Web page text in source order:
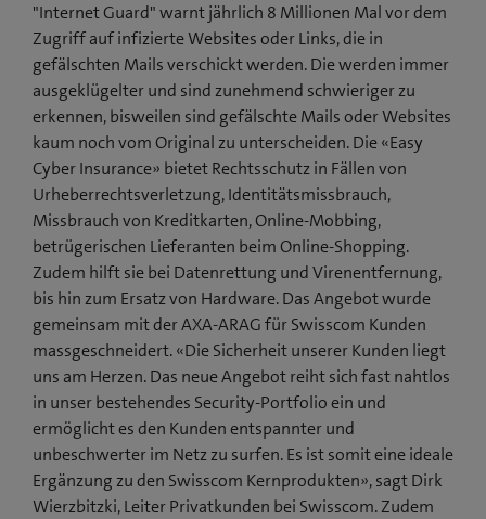
"Internet Guard" warnt jährlich 8 Millionen Mal vor dem
Zugriff auf infizierte Websites oder Links, die in
gefälschten Mails verschickt werden. Die werden immer
ausgeklügelter und sind zunehmend schwieriger zu
erkennen, bisweilen sind gefälschte Mails oder Websites
kaum noch vom Original zu unterscheiden. Die «Easy
Cyber Insurance» bietet Rechtsschutz in Fällen von
Urheberrechtsverletzung, Identitätsmissbrauch,
Missbrauch von Kreditkarten, Online-Mobbing,
betrügerischen Lieferanten beim Online-Shopping.
Zudem hilft sie bei Datenrettung und Virenentfernung,
bis hin zum Ersatz von Hardware. Das Angebot wurde
gemeinsam mit der AXA-ARAG für Swisscom Kunden
massgeschneidert. «Die Sicherheit unserer Kunden liegt
uns am Herzen. Das neue Angebot reiht sich fast nahtlos
in unser bestehendes Security-Portfolio ein und
ermöglicht es den Kunden entspannter und
unbeschwerter im Netz zu surfen. Es ist somit eine ideale
Ergänzung zu den Swisscom Kernprodukten», sagt Dirk
Wierzbitzki, Leiter Privatkunden bei Swisscom. Zudem